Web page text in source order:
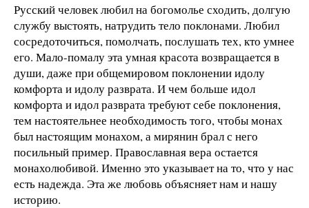
Русский человек любил на богомолье сходить, долгую
службу выстоять, натрудить тело поклонами. Любил
сосредоточиться, помолчать, послушать тех, кто умнее
его. Мало-помалу эта умная красота возвращается в
души, даже при общемировом поклонении идолу
комфорта и идолу разврата. И чем больше идол
комфорта и идол разврата требуют себе поклонения,
тем настоятельнее необходимость того, чтобы монах
был настоящим монахом, а мирянин брал с него
посильный пример. Православная вера остается
монахолюбивой. Именно это указывает на то, что у нас
есть надежда. Эта же любовь объясняет нам и нашу
историю.